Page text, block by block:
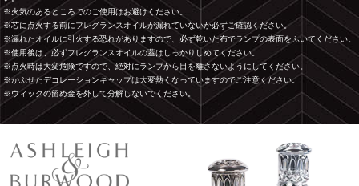
※火気のあるところでのご使用はお避けください。
※芯に点火する前にフレグランスオイルが漏れていないか必ずご確認ください。
※漏れたオイルに引火する恐れがありますので、必ず乾いた布でランプの表面をふいてください。
※使用後は、必ずフレグランスオイルの蓋はしっかりしめてください。
※点火時は大変危険ですので、絶対にランプから目を離さないようにしてください。
※かぶせたデコレーションキャップは大変熱くなっていますのでご注意ください。
※ウィックの留め金を外して分解しないでください。